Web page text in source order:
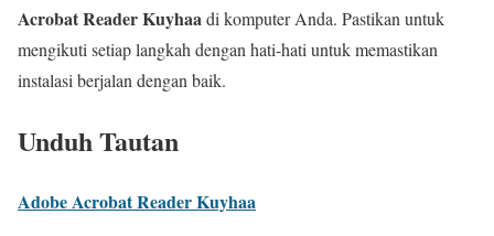
Acrobat Reader Kuyhaadi komputer Anda. Pastikan untuk
mengikuti setiap langkah dengan hati-hati untuk memastikan
instalasi berjalan dengan baik.
Unduh Tautan
Adobe Acrobat Reader Kuyhaa